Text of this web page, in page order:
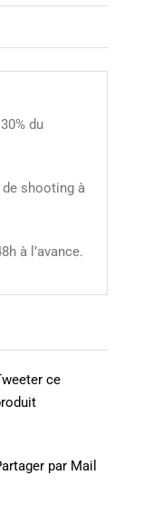
du
de shooting à
à l’avance.
ce
par Mail